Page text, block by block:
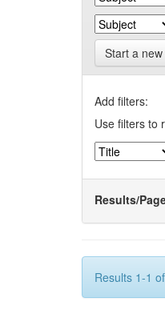
Start a
Add filters:
Use filters to
Results/
Results 1-1